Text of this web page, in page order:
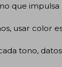
que impulsa
usar color
tono,